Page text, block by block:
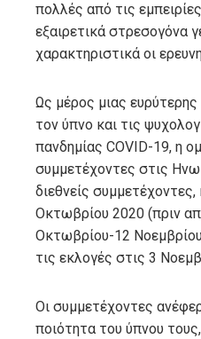
πολλές από τις
εξαιρετικά στρεσογόνα
χαρακτηριστικά οι
Ως μέρος μιας
τον ύπνο και τις
πανδημίας COVID-19, η
συμμετέχοντες στις
διεθνείς
Οκτωβρίου 2020 (πριν
Οκτωβρίου-12
τις εκλογές στις 3
Οι συμμετέχοντες
ποιότητα του ύπνου